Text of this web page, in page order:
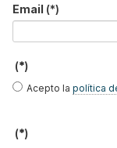
Y
Email (*)
(*)
Acepto la política
(*)